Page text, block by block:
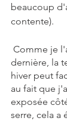
beaucoup
contente).
dernière, la
hiver peut
au fait que
exposée
serre, cela a